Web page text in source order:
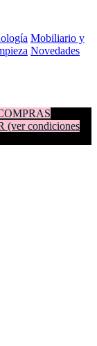
Mobiliario y
Novedades
(ver condiciones